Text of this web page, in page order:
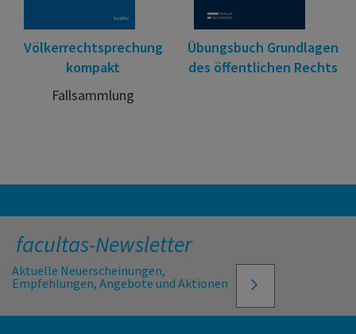
Völkerrechtsprechung
kompakt
Fallsammlung
Übungsbuch Grundlagen
des öffentlichen Rechts
facultas-Newsletter
Aktuelle Neuerscheinungen,
Empfehlungen, Angebote und Aktionen